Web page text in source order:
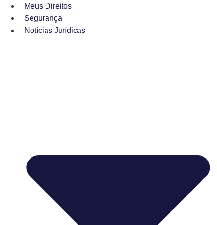
Meus Direitos
Segurança
Notícias Jurídicas